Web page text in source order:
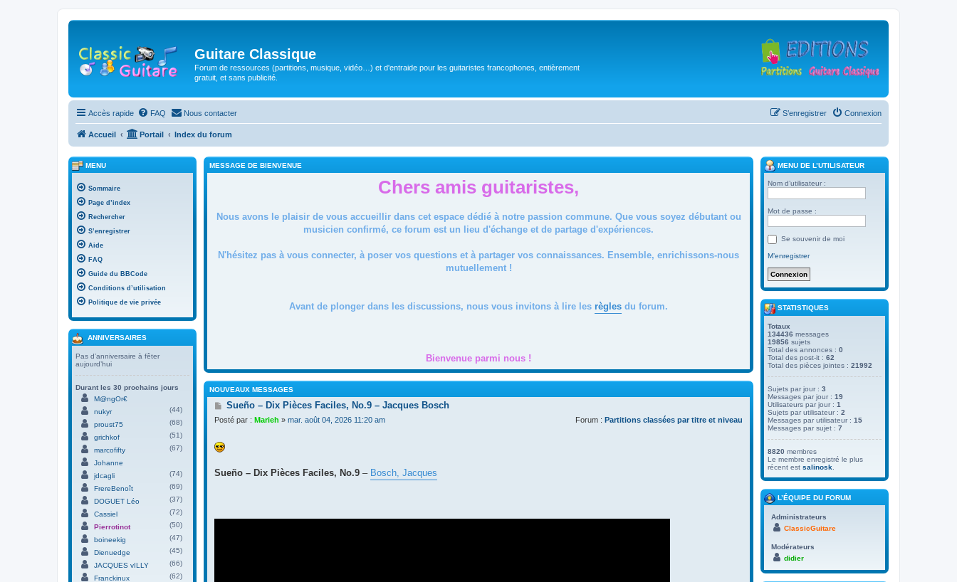
Guitare Classique
Forum de ressources (partitions, musique, vidéo…) et d'entraide pour les guitaristes francophones, entièrement
gratuit, et sans publicité.
Accès rapide FAQ Nous contacter Connexion
S’enregistrer
Accueil Portail Index du forum
MESSAGE DE BIENVENUE
Chers amis guitaristes,
Nous avons le plaisir de vous accueillir dans cet espace dédié à notre passion commune. Que vous soyez débutant ou
musicien confirmé, ce forum est un lieu d'échange et de partage d'expériences.
N'hésitez pas à vous connecter, à poser vos questions et à partager vos connaissances. Ensemble, enrichissons-nous
mutuellement !
Avant de plonger dans les discussions, nous vous invitons à lire les règles du forum.
Bienvenue parmi nous !
NOUVEAUX MESSAGES
M
s
a
g
Sueño – Dix Pièces Faciles, No.9 – Jacques Bosch
Posté par : Marieh » mar. août 04, 2026 11:20 am Forum : Partitions classées par titre et niveau
Sueño – Dix Pièces Faciles, No.9 – Bosch, Jacques
MENU
Sommaire
Page d’index
Rechercher
S’enregistrer
Aide
FAQ
Guide du BBCode
Conditions d’utilisation
Politique de vie privée
ANNIVERSAIRES
Pas d’anniversaire à fêter
aujourd’hui
Durant les 30 prochains jours
M@ngOr€
nukyr
(44)
proust75
(68)
grichkof
(51)
marcofifty
(67)
Johanne
jdcagli
(74)
FrereBenoît
(69)
DOGUET Léo
(37)
Cassiel
(72)
Pierrotinot
(50)
boineekig
(47)
Dienuedge
(45)
JACQUES vILLY
(66)
Franckinux
(62)
MENU DE L’UTILISATEUR
Nom d’utilisateur :
Mot de passe :
Se souvenir de moi
M’enregistrer
STATISTIQUES
Totaux
134436 messages
19856 sujets
Total des annonces : 0
Total des post-it : 62
Total des pièces jointes : 21992
Sujets par jour : 3
Messages par jour : 19
Utilisateurs par jour : 1
Sujets par utilisateur : 2
Messages par utilisateur : 15
Messages par sujet : 7
8820 membres
Le membre enregistré le plus
récent est salinosk
L’ÉQUIPE DU FORUM
Administrateurs
ClassicGuitare
Modérateurs
didier